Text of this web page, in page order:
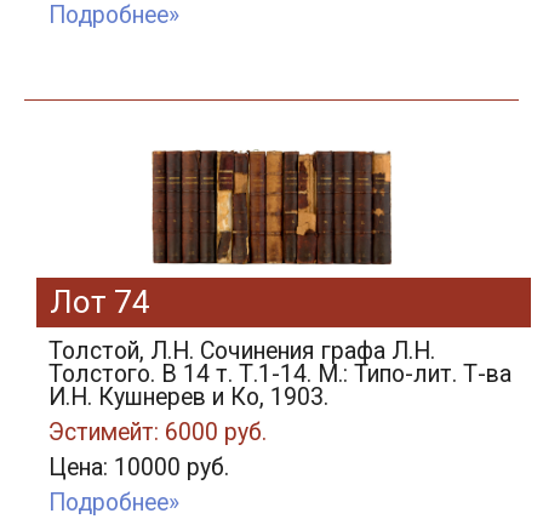
Подробнее»
Лот 74
Толстой, Л.Н. Сочинения графа Л.Н.
Толстого. В 14 т. Т.1-14. М.: Типо-лит. Т-ва
И.Н. Кушнерев и Ко, 1903.
Эстимейт: 6000 руб.
Цена: 10000 руб.
Подробнее»